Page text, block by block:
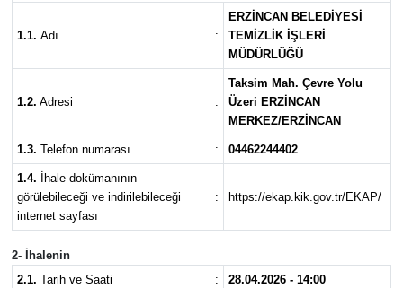
1.1. Adı :
ERZİNCAN BELEDİYESİ
TEMİZLİK İŞLERİ
MÜDÜRLÜĞÜ
1.2. Adresi :
Taksim Mah. Çevre Yolu
Üzeri ERZİNCAN
MERKEZ/ERZİNCAN
1.3. Telefon numarası : 04462244402
1.4. İhale dokümanının
görülebileceği ve indirilebileceği
internet sayfası
: https://ekap.kik.gov.tr/EKAP/
2- İhalenin
2.1. Tarih ve Saati : 28.04.2026 - 14:00
ÖZEL HABER
SPOR
SÜRMANŞET
TARIM